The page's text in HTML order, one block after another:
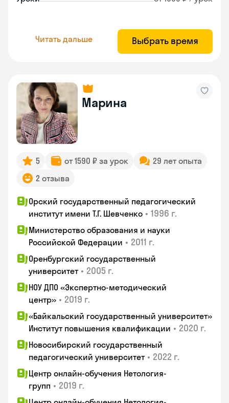
Читать дальше Выбрать время
Марина
5 от 1590 ₽ за урок
29 лет опыта
2 отзыва
Орский государственный педагогический
институт имени Т.Г. Шевченко • 1996 г.
Министерство образования и науки
Российской Федерации • 2011 г.
Оренбургский государственный
университет • 2005 г.
НОУ ДПО «Экспертно-методический
центр» • 2019 г.
«Байкальский государственный университет»
Институт повышения квалификации • 2020 г.
Новосибирский государственный
педагогический университет • 2022 г.
Центр онлайн-обучения Нетология-
групп • 2019 г.